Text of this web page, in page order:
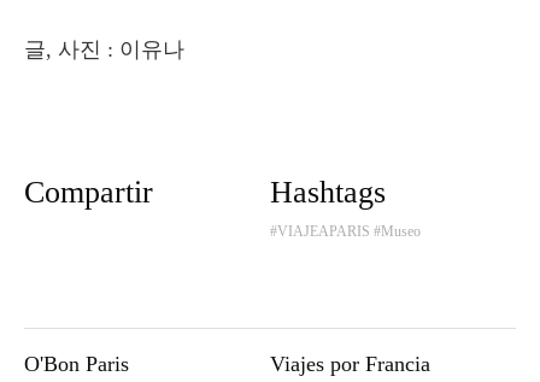
글, 사진 : 이유나
Compartir Hashtags
#VIAJEAPARIS #Museo
O'Bon Paris Viajes por Francia